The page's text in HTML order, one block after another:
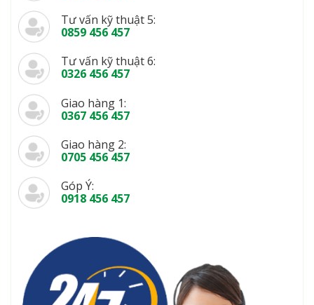
Tư vấn kỹ thuật 5:
0859 456 457
Tư vấn kỹ thuật 6:
0326 456 457
Giao hàng 1:
0367 456 457
Giao hàng 2:
0705 456 457
Góp Ý:
0918 456 457